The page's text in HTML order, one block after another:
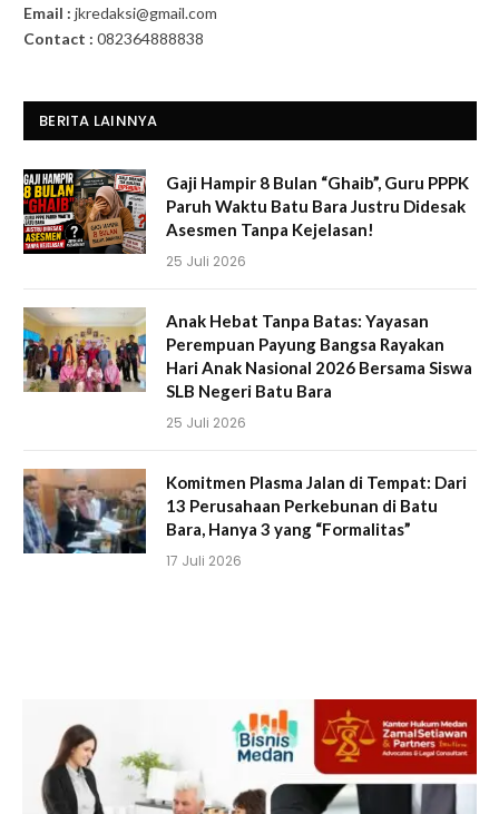
Email : jkredaksi@gmail.com
Contact : 082364888838
BERITA LAINNYA
Gaji Hampir 8 Bulan “Ghaib”, Guru PPPK
Paruh Waktu Batu Bara Justru Didesak
Asesmen Tanpa Kejelasan!
25 Juli 2026
Anak Hebat Tanpa Batas: Yayasan
Perempuan Payung Bangsa Rayakan
Hari Anak Nasional 2026 Bersama Siswa
SLB Negeri Batu Bara
25 Juli 2026
Komitmen Plasma Jalan di Tempat: Dari
13 Perusahaan Perkebunan di Batu
Bara, Hanya 3 yang “Formalitas”
17 Juli 2026